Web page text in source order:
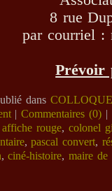
8 rue
par courriel :
Prévoir
dans
|Commentaires (0) |
affiche rouge,colonel
,pascal convert,
,ciné-histoire,maire de